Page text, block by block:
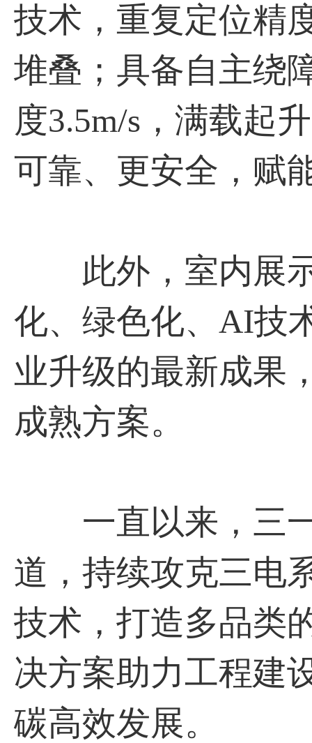
技术，重复定位精
堆叠；具备自主绕
度3.5m/s，满载起
可靠、更安全，赋
此外，室内展示
化、绿色化、AI技
业升级的最新成果
成熟方案。
一直以来，三一
道，持续攻克三电
技术，打造多品类
决方案助力工程建
碳高效发展。